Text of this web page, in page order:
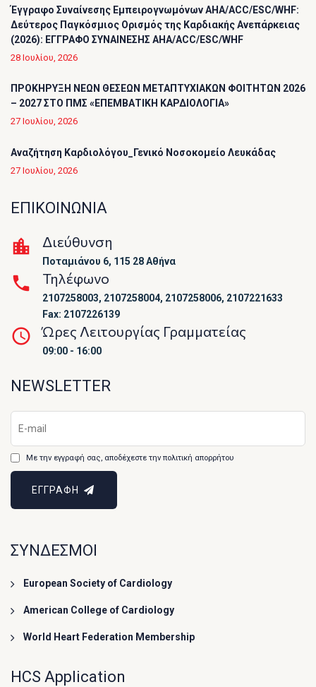
Έγγραφο Συναίνεσης Εμπειρογνωμόνων AHA/ACC/ESC/WHF:
Δεύτερος Παγκόσμιος Ορισμός της Καρδιακής Ανεπάρκειας
(2026): ΕΓΓΡΑΦΟ ΣΥΝΑΙΝΕΣΗΣ AHA/ACC/ESC/WHF
28 Ιουλίου, 2026
ΠΡΟΚΗΡΥΞΗ ΝΕΩΝ ΘΕΣΕΩΝ ΜΕΤΑΠΤΥΧΙΑΚΩΝ ΦΟΙΤΗΤΩΝ 2026
– 2027 ΣΤΟ ΠΜΣ «ΕΠΕΜΒΑΤΙΚΗ ΚΑΡΔΙΟΛΟΓΙΑ»
27 Ιουλίου, 2026
Αναζήτηση Καρδιολόγου_Γενικό Νοσοκομείο Λευκάδας
27 Ιουλίου, 2026
ΕΠΙΚΟΙΝΩΝΙΑ
Διεύθυνση
Ποταμιάνου 6, 115 28 Αθήνα
Τηλέφωνο
2107258003, 2107258004, 2107258006, 2107221633
Fax: 2107226139
Ώρες Λειτουργίας Γραμματείας
09:00 - 16:00
NEWSLETTER
Με την εγγραφή σας, αποδέχεστε την πολιτική απορρήτου
ΕΓΓΡΑΦΗ
ΣΥΝΔΕΣΜΟΙ
European Society of Cardiology
American College of Cardiology
World Heart Federation Membership
HCS Application